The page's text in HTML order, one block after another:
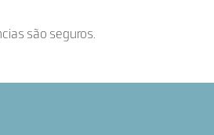
são seguros.